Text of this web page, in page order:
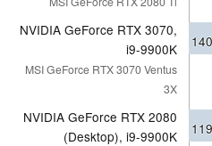
NVIDIA GeForce RTX 3070,
i9-9900K
MSI GeForce RTX 3070 Ventus
3X
140
NVIDIA GeForce RTX 2080
(Desktop), i9-9900K
119